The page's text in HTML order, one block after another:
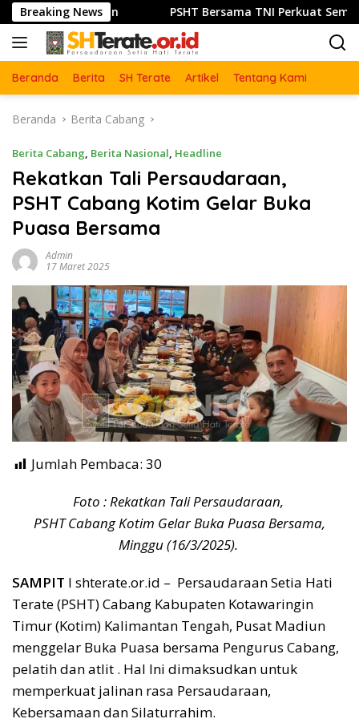
Langsung
ke
konten
Breaking News PSHT Bersama TNI Perkuat Semangat
Beranda Berita SH Terate Artikel Tentang Kami
Beranda Berita Cabang
Berita Cabang, Berita Nasional, Headline
Rekatkan Tali Persaudaraan,
PSHT Cabang Kotim Gelar Buka
Puasa Bersama
Admin
17 Maret 2025
Jumlah Pembaca: 30
Foto : Rekatkan Tali Persaudaraan,
PSHT Cabang Kotim Gelar Buka Puasa Bersama,
Minggu (16/3/2025).
SAMPIT I shterate.or.id – Persaudaraan Setia Hati
Terate (PSHT) Cabang Kabupaten Kotawaringin
Timur (Kotim) Kalimantan Tengah, Pusat Madiun
menggelar Buka Puasa bersama Pengurus Cabang,
pelatih dan atlit . Hal Ini dimaksudkan untuk
memperkuat jalinan rasa Persaudaraan,
Kebersamaan dan Silaturrahim.